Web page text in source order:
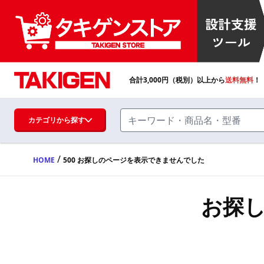
ハンドル・取手・つまみ・周辺機器
FA・A
合計3,000円（税別）以上から送料無料
カテゴリから探す
HOME / 500 お探しのページを表示できませんでした
お探